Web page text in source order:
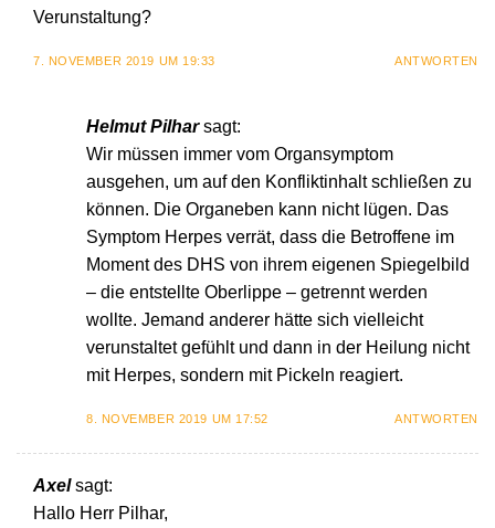
Verunstaltung?
7. NOVEMBER 2019 UM 19:33 ANTWORTEN
Helmut Pilhar sagt:
Wir müssen immer vom Organsymptom
ausgehen, um auf den Konfliktinhalt schließen zu
können. Die Organeben kann nicht lügen. Das
Symptom Herpes verrät, dass die Betroffene im
Moment des DHS von ihrem eigenen Spiegelbild
– die entstellte Oberlippe – getrennt werden
wollte. Jemand anderer hätte sich vielleicht
verunstaltet gefühlt und dann in der Heilung nicht
mit Herpes, sondern mit Pickeln reagiert.
8. NOVEMBER 2019 UM 17:52 ANTWORTEN
Axel sagt:
Hallo Herr Pilhar,